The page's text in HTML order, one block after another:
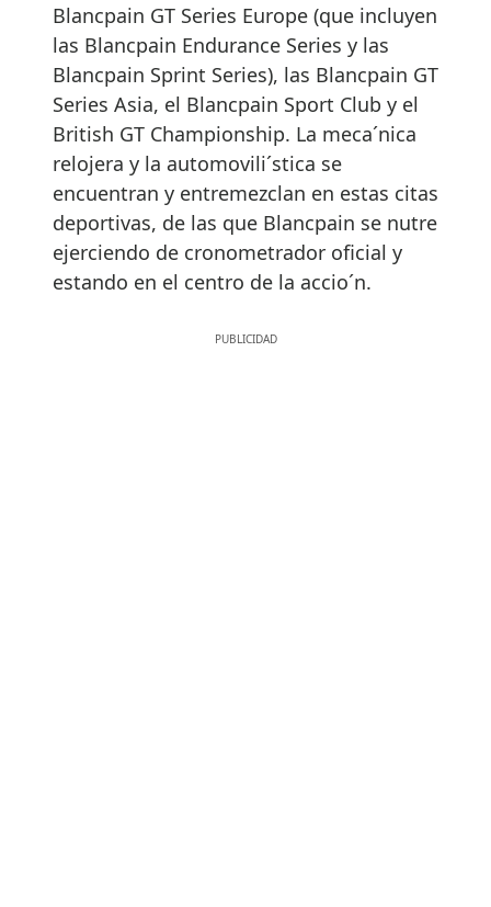
Blancpain GT Series Europe (que incluyen
las Blancpain Endurance Series y las
Blancpain Sprint Series), las Blancpain GT
Series Asia, el Blancpain Sport Club y el
British GT Championship. La meca´nica
relojera y la automovili´stica se
encuentran y entremezclan en estas citas
deportivas, de las que Blancpain se nutre
ejerciendo de cronometrador oficial y
estando en el centro de la accio´n.